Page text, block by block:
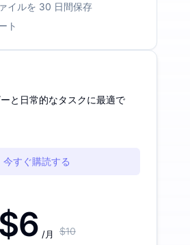
イルを 30 日間保存
ト
と日常的なタスクに最適で
今すぐ購読する
$6 /月 $10